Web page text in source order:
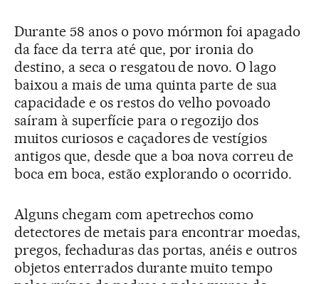
Durante 58 anos o povo mórmon foi apagado
da face da terra até que, por ironia do
destino, a seca o resgatou de novo. O lago
baixou a mais de uma quinta parte de sua
capacidade e os restos do velho povoado
saíram à superfície para o regozijo dos
muitos curiosos e caçadores de vestígios
antigos que, desde que a boa nova correu de
boca em boca, estão explorando o ocorrido.
Alguns chegam com apetrechos como
detectores de metais para encontrar moedas,
pregos, fechaduras das portas, anéis e outros
objetos enterrados durante muito tempo